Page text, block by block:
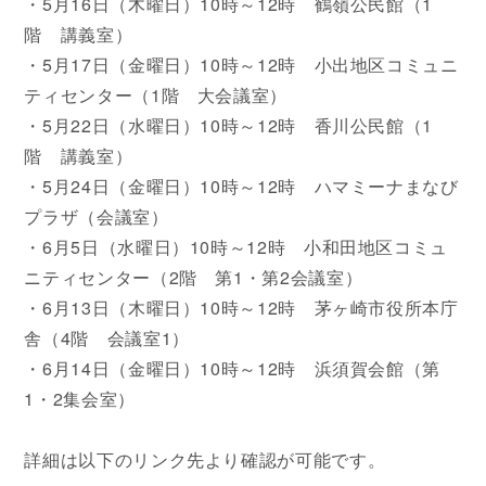
階 講義室）
・5月17日（金曜日）10時～12時 小出地区コミュニ
ティセンター（1階 大会議室）
・5月22日（水曜日）10時～12時 香川公民館（1
階 講義室）
・5月24日（金曜日）10時～12時 ハマミーナまなび
プラザ（会議室）
・6月5日（水曜日）10時～12時 小和田地区コミュ
ニティセンター（2階 第1・第2会議室）
・6月13日（木曜日）10時～12時 茅ヶ崎市役所本庁
舎（4階 会議室1）
・6月14日（金曜日）10時～12時 浜須賀会館（第
1・2集会室）
詳細は以下のリンク先より確認が可能です。